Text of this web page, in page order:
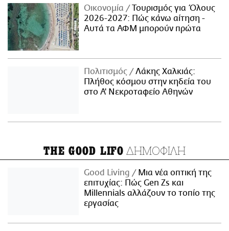
Οικονομία
Τουρισμός για Όλους
2026-2027: Πώς κάνω αίτηση -
Αυτά τα ΑΦΜ μπορούν πρώτα
Πολιτισμός
Λάκης Χαλκιάς:
Πλήθος κόσμου στην κηδεία του
στο Α' Νεκροταφείο Αθηνών
THE GOOD LIFO ΔΗΜΟΦΙΛΗ
Good Living
Μια νέα οπτική της
επιτυχίας: Πώς Gen Zs και
Millennials αλλάζουν το τοπίο της
εργασίας